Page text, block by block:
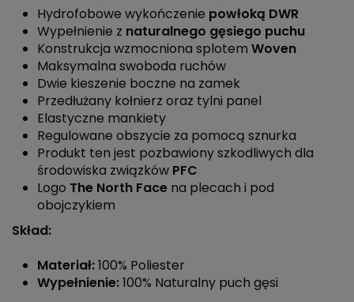
Hydrofobowe wykończenie powłoką DWR
Wypełnienie z naturalnego gęsiego puchu
Konstrukcja wzmocniona splotem Woven
Maksymalna swoboda ruchów
Dwie kieszenie boczne na zamek
Przedłużany kołnierz oraz tylni panel
Elastyczne mankiety
Regulowane obszycie za pomocą sznurka
Produkt ten jest pozbawiony szkodliwych dla
środowiska związków PFC
Logo The North Face na plecach i pod
obojczykiem
Skład:
Materiał:100% Poliester
Wypełnienie:100% Naturalny puch gęsi